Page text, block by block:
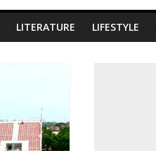
LITERATURE LIFESTYLE